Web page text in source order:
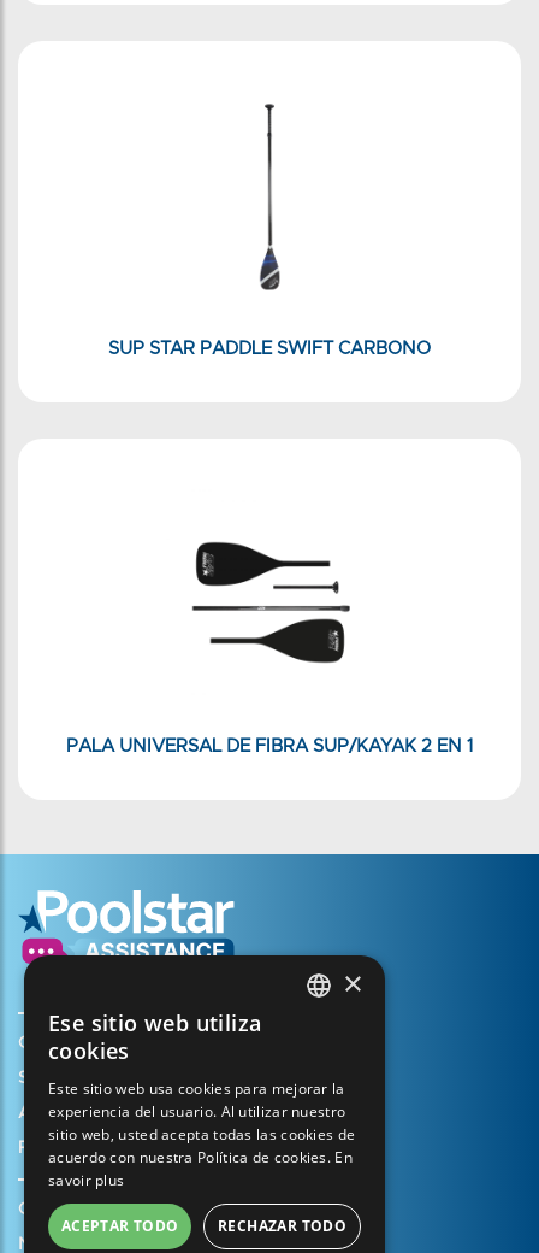
SUP STAR PADDLE SWIFT CARBONO
PALA UNIVERSAL DE FIBRA SUP/KAYAK 2 EN 1
Crear mi cuenta
Su cesta
Abrir un caso de soporte
Registrar mi garantía
Condiciones generales de venta
Notas legales
SPANISH
ITALIAN
GERMAN
×
Ese sitio web utiliza
cookies
Este sitio web usa cookies para mejorar la
experiencia del usuario. Al utilizar nuestro
sitio web, usted acepta todas las cookies de
acuerdo con nuestra Política de cookies. En
savoir plus
ACEPTAR TODO RECHAZAR TODO